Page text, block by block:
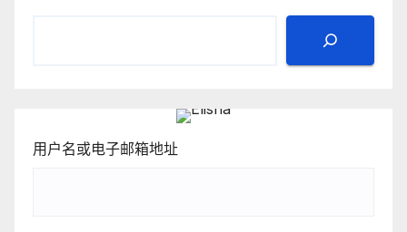
用户名或电子邮箱地址